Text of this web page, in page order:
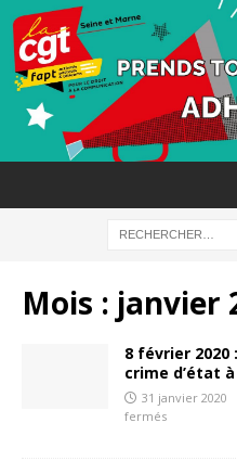
Mois : janvier
8 février 2020
crime d’état
31 janvier 2020
fermés